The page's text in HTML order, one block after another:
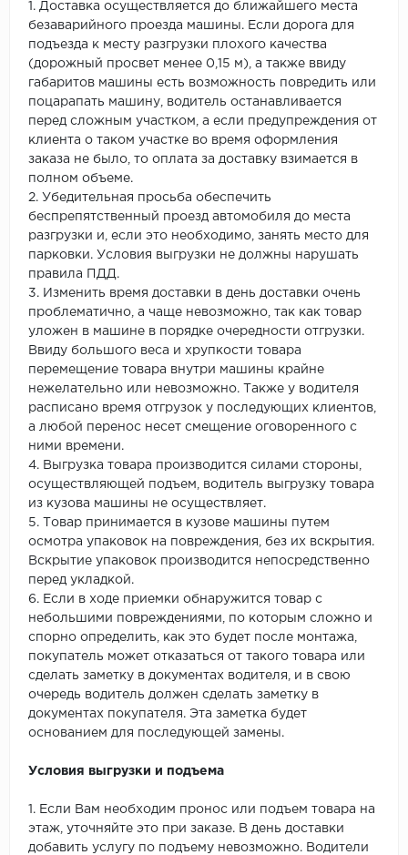
1. Доставка осуществляется до ближайшего места
безаварийного проезда машины. Если дорога для
подъезда к месту разгрузки плохого качества
(дорожный просвет менее 0,15 м), а также ввиду
габаритов машины есть возможность повредить или
поцарапать машину, водитель останавливается
перед сложным участком, а если предупреждения от
клиента о таком участке во время оформления
заказа не было, то оплата за доставку взимается в
полном объеме.
2. Убедительная просьба обеспечить
беспрепятственный проезд автомобиля до места
разгрузки и, если это необходимо, занять место для
парковки. Условия выгрузки не должны нарушать
правила ПДД.
3. Изменить время доставки в день доставки очень
проблематично, а чаще невозможно, так как товар
уложен в машине в порядке очередности отгрузки.
Ввиду большого веса и хрупкости товара
перемещение товара внутри машины крайне
нежелательно или невозможно. Также у водителя
расписано время отгрузок у последующих клиентов,
а любой перенос несет смещение оговоренного с
ними времени.
4. Выгрузка товара производится силами стороны,
осуществляющей подъем, водитель выгрузку товара
из кузова машины не осуществляет.
5. Товар принимается в кузове машины путем
осмотра упаковок на повреждения, без их вскрытия.
Вскрытие упаковок производится непосредственно
перед укладкой.
6. Если в ходе приемки обнаружится товар с
небольшими повреждениями, по которым сложно и
спорно определить, как это будет после монтажа,
покупатель может отказаться от такого товара или
сделать заметку в документах водителя, и в свою
очередь водитель должен сделать заметку в
документах покупателя. Эта заметка будет
основанием для последующей замены.
Условия выгрузки и подъема
1. Если Вам необходим пронос или подъем товара на
этаж, уточняйте это при заказе. В день доставки
добавить услугу по подъему невозможно. Водители